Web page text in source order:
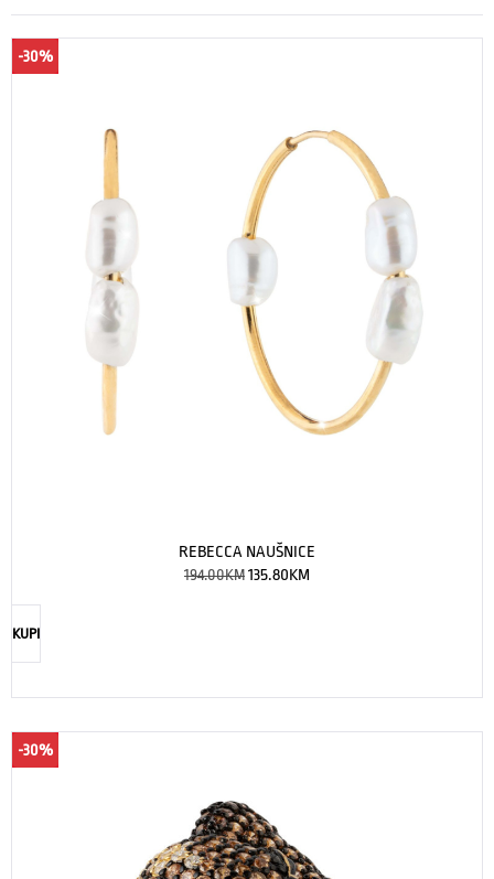
-30%
REBECCA NAUŠNICE
194.00KM135.80KM
KUPI
-30%